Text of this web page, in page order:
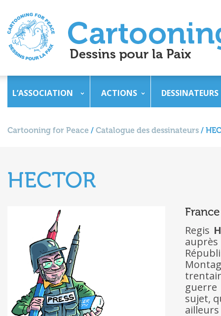
L’ASSOCIATION ACTIONS DESSINATEURS
Cartooning for Peace / Catalogue des dessinateurs /
HECTOR
France
Regis
guerre
sujet,